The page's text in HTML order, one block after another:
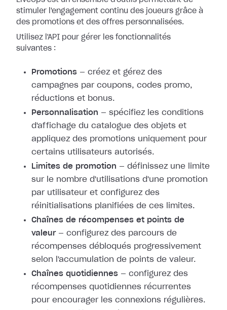
stimuler l'engagement continu des joueurs grâce à
des promotions et des offres personnalisées.
Utilisez l'API pour gérer les fonctionnalités
suivantes :
Promotions — créez et gérez des
campagnes par coupons, codes promo,
réductions et bonus.
Personnalisation — spécifiez les conditions
d'affichage du catalogue des objets et
appliquez des promotions uniquement pour
certains utilisateurs autorisés.
Limites de promotion — définissez une limite
sur le nombre d'utilisations d'une promotion
par utilisateur et configurez des
réinitialisations planifiées de ces limites.
Chaînes de récompenses et points de
valeur— configurez des parcours de
récompenses débloqués progressivement
selon l'accumulation de points de valeur.
Chaînes quotidiennes — configurez des
récompenses quotidiennes récurrentes
pour encourager les connexions régulières.